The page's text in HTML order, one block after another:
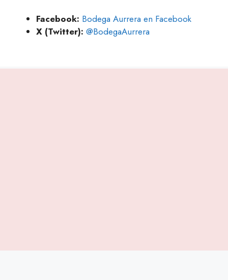
Facebook: Bodega Aurrera en Facebook
X (Twitter): @BodegaAurrera